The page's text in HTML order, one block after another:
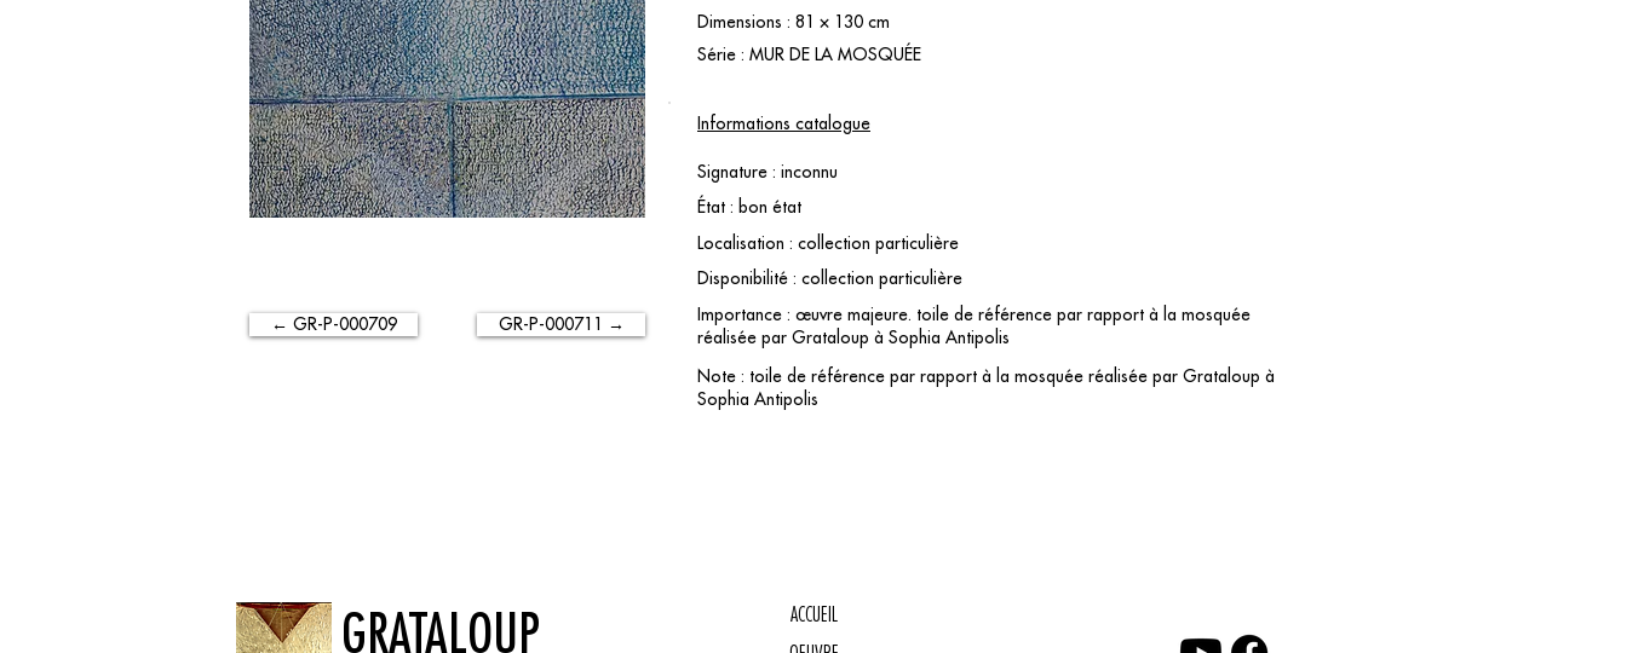
← GR-P-000709 GR-P-000711 →
Dimensions : 81 × 130 cm
Série : MUR DE LA MOSQUÉE
Informations catalogue
Signature : inconnu
État : bon état
Localisation : collection particulière
Disponibilité : collection particulière
Importance : œuvre majeure. toile de référence par rapport à la mosquée
réalisée par Grataloup à Sophia Antipolis
Note : toile de référence par rapport à la mosquée réalisée par Grataloup à
Sophia Antipolis
GRATALOUP
ACCUEIL